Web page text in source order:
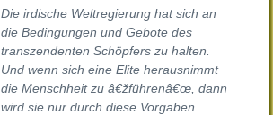
Die irdische Weltregierung hat sich an
die Bedingungen und Gebote des
transzendenten Schöpfers zu halten.
Und wenn sich eine Elite herausnimmt
die Menschheit zu â€žführenâ€œ, dann
wird sie nur durch diese Vorgaben